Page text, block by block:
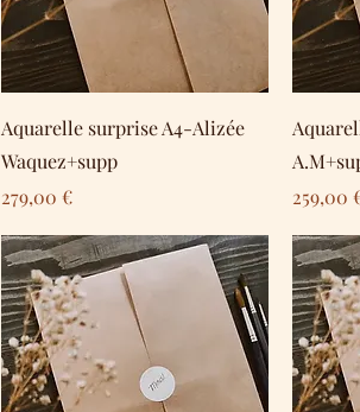
Schnellansicht
Aquarelle surprise A4-Alizée
Waquez+supp
Preis
279,00 €
Preis
259,00